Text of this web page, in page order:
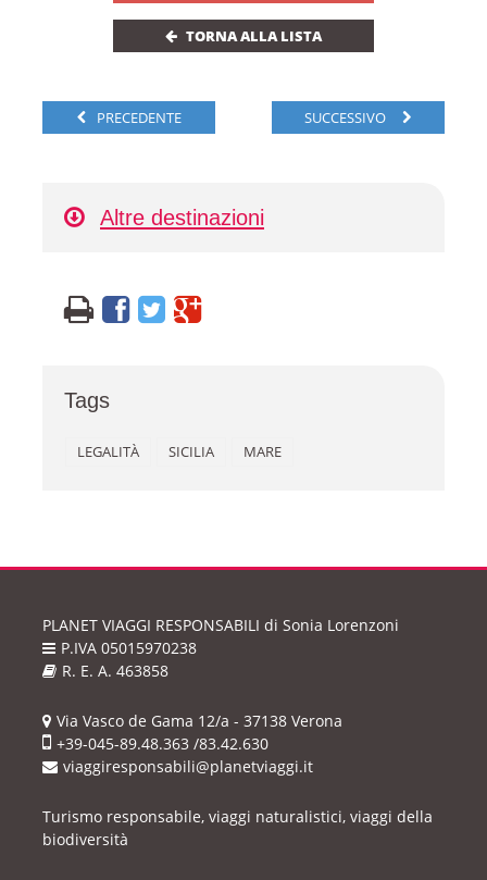
TORNA ALLA LISTA
PRECEDENTE SUCCESSIVO
Altre destinazioni
Tags
LEGALITÀ SICILIA MARE
PLANET VIAGGI RESPONSABILI di Sonia Lorenzoni
P.IVA 05015970238
R. E. A. 463858
Via Vasco de Gama 12/a - 37138 Verona
+39-045-89.48.363 /83.42.630
viaggiresponsabili@planetviaggi.it
Turismo responsabile, viaggi naturalistici, viaggi della
biodiversità